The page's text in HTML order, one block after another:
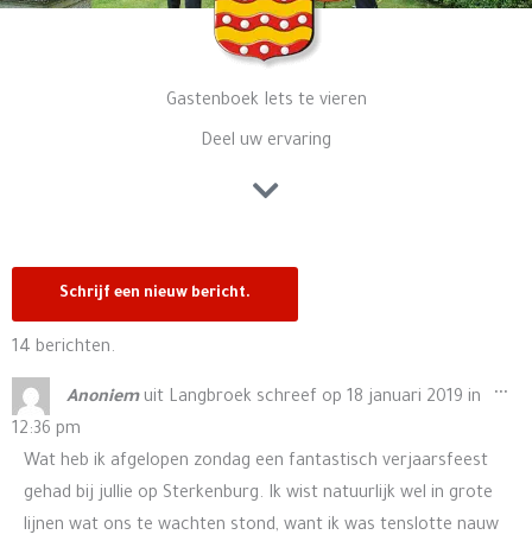
Gastenboek Iets te vieren
Deel uw ervaring
14 berichten.
Anoniem uit Langbroek schreef op 18 januari 2019 in
12:36 pm
Wat heb ik afgelopen zondag een fantastisch verjaarsfeest
gehad bij jullie op Sterkenburg. Ik wist natuurlijk wel in grote
lijnen wat ons te wachten stond, want ik was tenslotte nauw
...